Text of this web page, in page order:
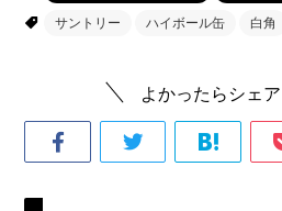
サントリー ハイボール缶 白角
よかったらシェア